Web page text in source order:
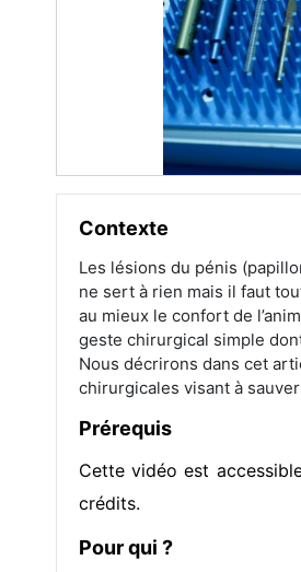
Contexte
Les lésions du pénis
ne sert à rien mais il faut
au mieux le confort de
geste chirurgical simple
Nous décrirons dans cet
chirurgicales visant à sauver
Prérequis
Cette vidéo est
crédits.
Pour qui ?